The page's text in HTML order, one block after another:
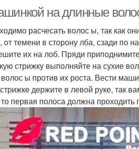
на длинные
расчесать волос ы, так как
от темени в сторону лба, сзади по
их на лоб. Пряди
стрижку выполняйте на сухие
ы против их роста. Вести
держите в левой руке, так
первая полоса должна проходить